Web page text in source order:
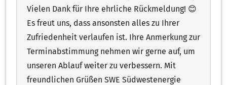
Vielen Dank für Ihre ehrliche Rückmeldung! 😊
Es freut uns, dass ansonsten alles zu Ihrer
Zufriedenheit verlaufen ist. Ihre Anmerkung zur
Terminabstimmung nehmen wir gerne auf, um
unseren Ablauf weiter zu verbessern. Mit
freundlichen Grüßen SWE Südwestenergie